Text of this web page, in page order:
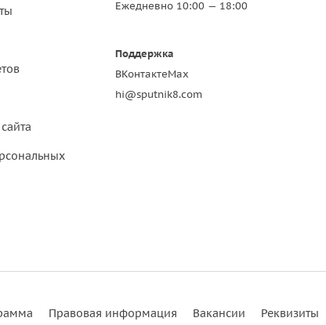
Ежедневно 10:00 — 18:00
Поддержка
ВКонтактеMax
hi@sputnik8.com
Правовая информация Вакансии Реквизиты